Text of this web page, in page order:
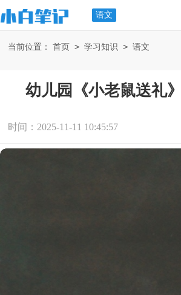
语文
当前位置： 首页 > 学习知识 > 语文
幼儿园《小老鼠送礼
时间：2025-11-11 10:45:57